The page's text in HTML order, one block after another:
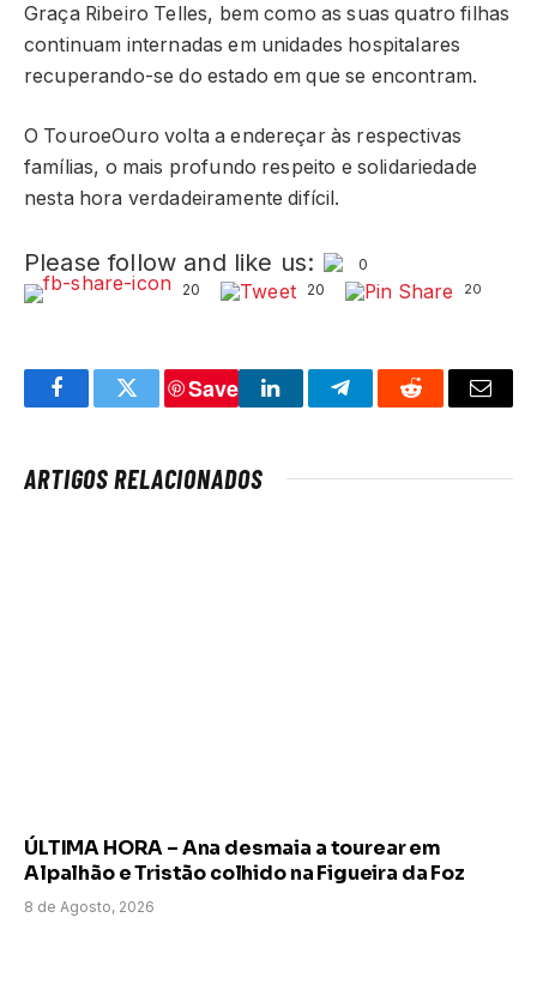
Graça Ribeiro Telles, bem como as suas quatro filhas
continuam internadas em unidades hospitalares
recuperando-se do estado em que se encontram.
O TouroeOuro volta a endereçar às respectivas
famílias, o mais profundo respeito e solidariedade
nesta hora verdadeiramente difícil.
Please follow and like us:
0
20
20 20
FacebookTwitter
Save
LinkedInTelegramReddit Email
ARTIGOS RELACIONADOS
ÚLTIMA HORA – Ana desmaia a tourear em
Alpalhão e Tristão colhido na Figueira da Foz
8 de Agosto, 2026